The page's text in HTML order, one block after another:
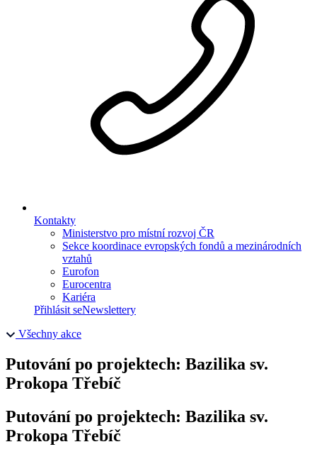
Kontakty
Ministerstvo pro místní rozvoj ČR
Sekce koordinace evropských fondů a mezinárodních
vztahů
Eurofon
Eurocentra
Kariéra
Přihlásit seNewslettery
Všechny akce
Putování po projektech: Bazilika sv.
Prokopa Třebíč
Putování po projektech: Bazilika sv.
Prokopa Třebíč